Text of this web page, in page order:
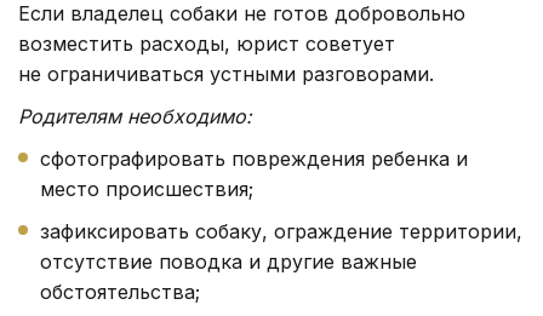
Если владелец собаки не готов добровольно
возместить расходы, юрист советует
не ограничиваться устными разговорами.
Родителям необходимо:
сфотографировать повреждения ребенка и
место происшествия;
зафиксировать собаку, ограждение территории,
отсутствие поводка и другие важные
обстоятельства;